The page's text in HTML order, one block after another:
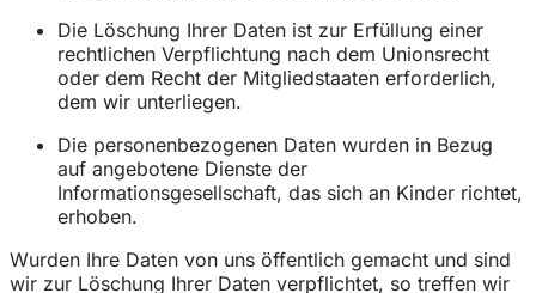
Die Löschung Ihrer Daten ist zur Erfüllung einer
rechtlichen Verpflichtung nach dem Unionsrecht
oder dem Recht der Mitgliedstaaten erforderlich,
dem wir unterliegen.
Die personenbezogenen Daten wurden in Bezug
auf angebotene Dienste der
Informationsgesellschaft, das sich an Kinder richtet,
erhoben.
Wurden Ihre Daten von uns öffentlich gemacht und sind
wir zur Löschung Ihrer Daten verpflichtet, so treffen wir